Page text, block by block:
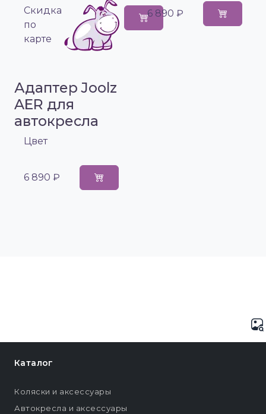
Cкидка
по
карте
6 890 ₽
Адаптер Joolz
AER для
автокресла
Цвет
6 890 ₽
Каталог
Коляски и аксессуары
Автокресла и аксессуары